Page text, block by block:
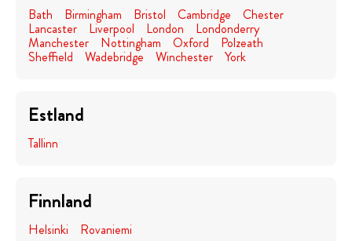
Bath Birmingham Bristol Cambridge Chester
Lancaster Liverpool London Londonderry
Manchester Nottingham Oxford Polzeath
Sheffield Wadebridge Winchester York
Estland
Tallinn
Finnland
Helsinki Rovaniemi